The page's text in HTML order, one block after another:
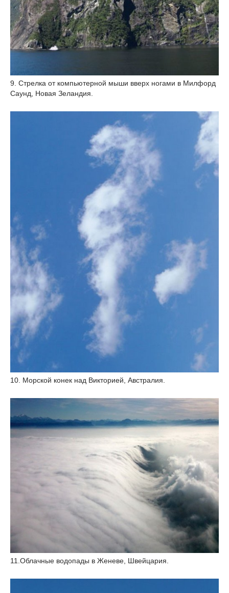
9. Стрелка от компьютерной мыши вверх ногами в Милфорд
Саунд, Новая Зеландия.
10. Морской конек над Викторией, Австралия.
11.Облачные водопады в Женеве, Швейцария.